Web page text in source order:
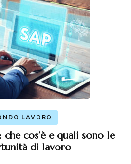
LAVORO
che cos’è e quali sono le
di lavoro